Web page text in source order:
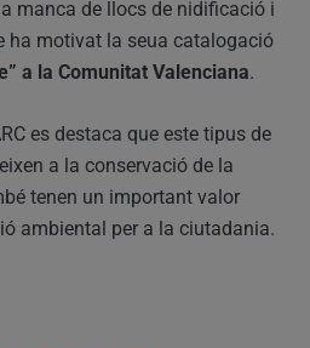
manca de llocs de nidificació i
ha motivat la seua catalogació
a la Comunitat Valenciana.
es destaca que este tipus de
a la conservació de la
tenen un important valor
ambiental per a la ciutadania.